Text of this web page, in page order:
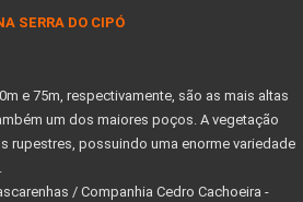
SERRA DO CIPÓ
e 75m, respectivamente, são as mais altas
um dos maiores poços. A vegetação
rupestres, possuindo uma enorme variedade
/ Companhia Cedro Cachoeira -